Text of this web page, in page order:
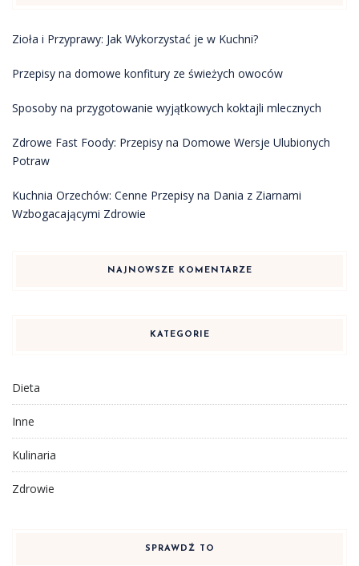
Zioła i Przyprawy: Jak Wykorzystać je w Kuchni?
Przepisy na domowe konfitury ze świeżych owoców
Sposoby na przygotowanie wyjątkowych koktajli mlecznych
Zdrowe Fast Foody: Przepisy na Domowe Wersje Ulubionych
Potraw
Kuchnia Orzechów: Cenne Przepisy na Dania z Ziarnami
Wzbogacającymi Zdrowie
NAJNOWSZE KOMENTARZE
KATEGORIE
Dieta
Inne
Kulinaria
Zdrowie
SPRAWDŹ TO